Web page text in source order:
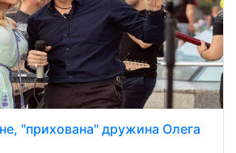
"прихована" дружина Олега